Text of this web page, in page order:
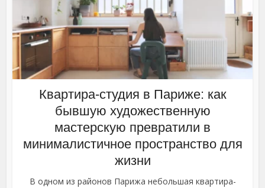
Квартира-студия в Париже: как
бывшую художественную
мастерскую превратили в
минималистичное пространство для
жизни
В одном из районов Парижа небольшая квартира-